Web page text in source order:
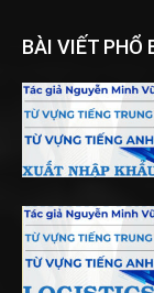
BÀI VIẾT PHỔ